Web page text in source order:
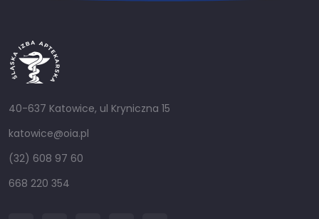
40-637 Katowice, ul Kryniczna 15
katowice@oia.pl
(32) 608 97 60
668 220 354